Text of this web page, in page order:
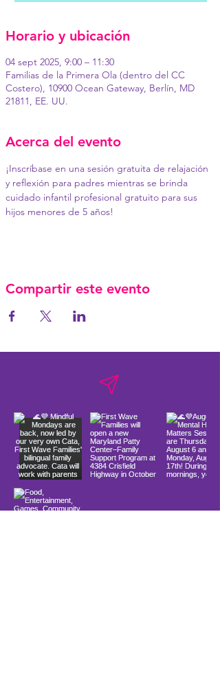
Horario y ubicación
04 sept 2025, 9:00 – 11:30
Familias de la Primera Ola (dentro del CC
Costero), 10900 Ocean Gateway, Berlín, MD
21811, EE. UU.
Acerca del evento
¡Inscríbase en una sesión gratuita de relajación
y reflexión para padres mientras se brinda
cuidado infantil profesional gratuito para sus
hijos menores de 5 años!
Compartir este evento